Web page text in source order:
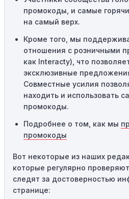
привести к
таких случаях следует
службу поддержки.
промокоды, и самые
на самый верх.
Кроме того, мы
отношения с розничными
как Interacty), что
эксклюзивные
Совместные усилия
находить и использовать
промокоды.
Подробнее о том, как мы
промокоды
Вот некоторые из наших
которые регулярно
следят за достоверностью
странице: